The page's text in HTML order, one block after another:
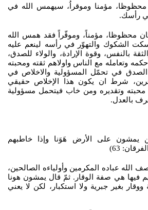
مؤمنا وموقراُ، سيهمس الله في
رأسك.
محظوظا، مؤمناً، وموقّراً فقد همس الله
الشكوك والتهوّر في رأسه لينعم عليه
بالنفس، وقوة الإرادة، والولاء للصدق،
وتعامله مع الناس واولاهم ثقته ومحبته
في تحمّل المسؤولية والاخلاص في
شرط ان يكون هذا الإخلاص حقيقي
وتقديره ومن خاب فيتحمل مسؤولية
بالعدل.
يمشون على الأرض هَوَنا وإذا خاطبهم
63)
عباده المكرمين وأولياءه الصالحين،
هي صفة الوقار. ثمّ قال يمشون هونا
بغير جبرية ولا استكبار، لكن لا يعني